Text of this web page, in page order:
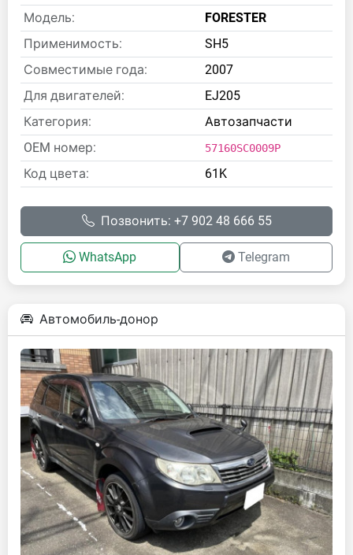
Модель:
FORESTER
Применимость:
SH5
Совместимые года:
2007
Для двигателей:
EJ205
Категория:
Автозапчасти
OEM номер:
57160SC0009P
Код цвета: 61K
Позвонить: +7 902 48 666 55
WhatsApp Telegram
Автомобиль-донор